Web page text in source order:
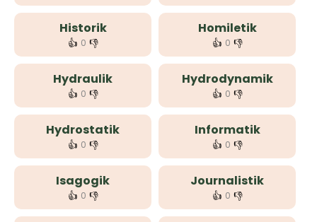
Historik
👍 0 👎
Homiletik
👍 0 👎
Hydraulik
👍 0 👎
Hydrodynamik
👍 0 👎
Hydrostatik
👍 0 👎
Informatik
👍 0 👎
Isagogik
👍 0 👎
Journalistik
👍 0 👎